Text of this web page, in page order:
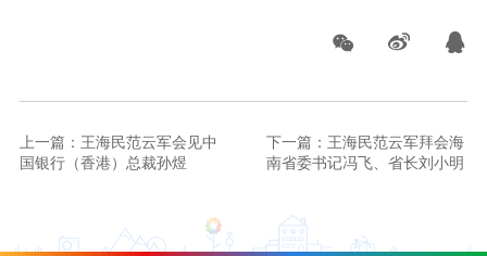
上一篇：王海民范云军会见中
国银行（香港）总裁孙煜
下一篇：王海民范云军拜会海
南省委书记冯飞、省长刘小明